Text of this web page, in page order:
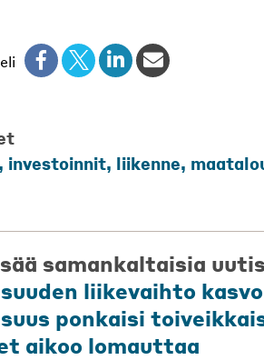
, investoinnit, liikenne,
samankaltaisia
liikevaihto
ponkaisi
aikoo lomauttaa